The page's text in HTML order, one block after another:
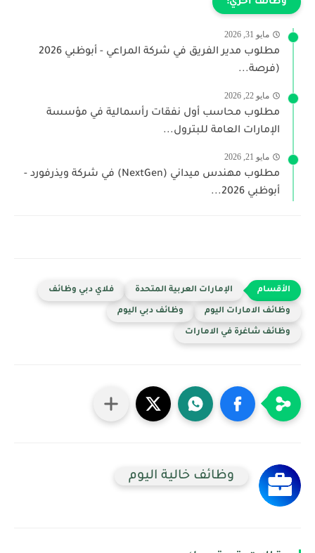
مايو 31, 2026
مطلوب مدير الفريق في شركة المراعي - أبوظبي 2026
(فرصة...
مايو 22, 2026
مطلوب محاسب أول نفقات رأسمالية في مؤسسة
الإمارات العامة للبترول...
مايو 21, 2026
مطلوب مهندس ميداني (NextGen) في شركة ويذرفورد -
أبوظبي 2026...
الإمارات العربية المتحدة فلاي دبي وظائف
وظائف الامارات اليوم وظائف دبي اليوم
وظائف شاغرة في الامارات
وظائف خالية اليوم